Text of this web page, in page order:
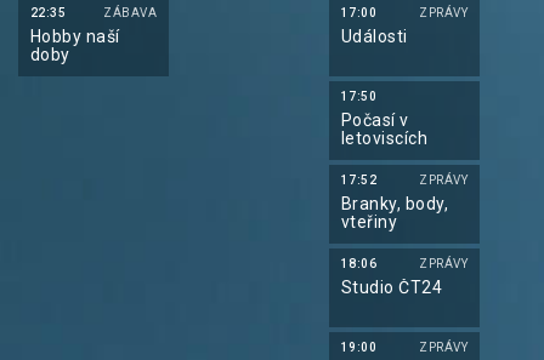
22:35 ZÁBAVA
Hobby naší
doby
17:00 ZPRÁVY
Události
17:50
Počasí v
letoviscích
17:52 ZPRÁVY
Branky, body,
vteřiny
18:06 ZPRÁVY
Studio ČT24
19:00 ZPRÁVY